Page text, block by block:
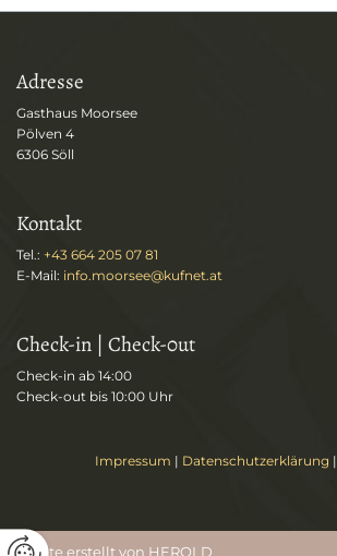
Adresse
Gasthaus Moorsee
Pölven 4
6306 Söll
Kontakt
Tel.: +43 664 205 07 81
E-Mail: info.moorsee@kufnet.at
Check-in | Check-0ut
Check-in ab 14:00
Check-out bis 10:00 Uhr
Impressum | Datenschutzerklärung |
Website erstellt von HEROLD